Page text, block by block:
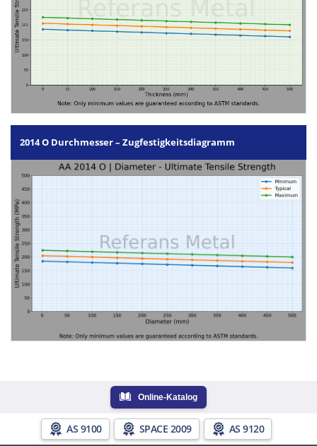
2014 O Durchmesser – Zugfestigkeitsdiagramm
Online-Katalog
AS 9100 SPACE 2009 AS 9120